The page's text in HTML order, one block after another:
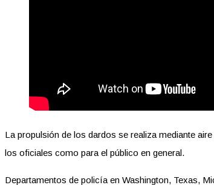
La propulsión de los dardos se realiza mediante
los oficiales como para el público en general.
Departamentos de policía en Washington, Texas,